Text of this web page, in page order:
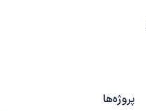
پروژه‌ها